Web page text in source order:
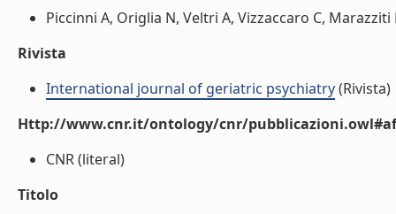
Piccinni A, Origlia N, Veltri A, Vizzaccaro C,
Rivista
International journal of geriatric psychiatry(Rivista)
Http://www.cnr.it/ontology/cnr/
CNR (literal)
Titolo